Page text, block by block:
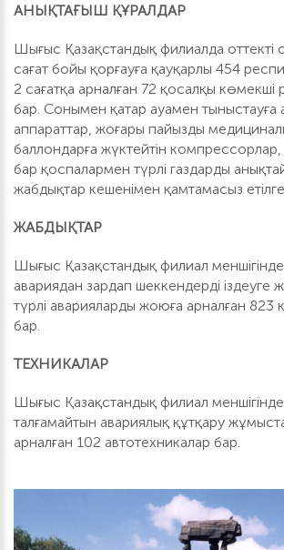
АНЫҚТАҒЫШ ҚҰРАЛДАР
Шығыс Қазақстандық филиалда оттекті
сағат бойы қорғауға қауқарлы 454
2 сағатқа арналған 72 қосалқы
бар. Сонымен қатар ауамен тыныстауға
аппараттар, жоғары пайызды
баллондарға жүктейтін компрессорлар,
бар қоспалармен түрлі газдарды
жабдықтар кешенімен қамтамасыз
ЖАБДЫҚТАР
Шығыс Қазақстандық филиал
авариядан зардап шеккендерді іздеуге
түрлі аварияларды жоюға арналған 823
бар.
ТЕХНИКАЛАР
Шығыс Қазақстандық филиал меншігінде
талғамайтын авариялық құтқару
арналған 102 автотехникалар бар.